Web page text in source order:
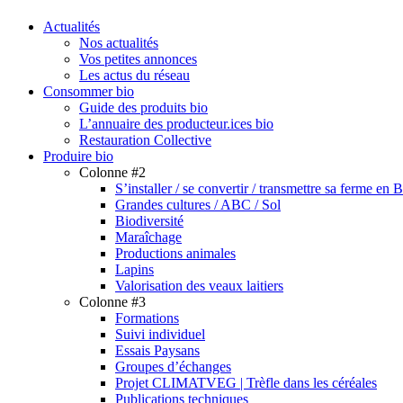
search
Menu
Actualités
Nos actualités
Vos petites annonces
Les actus du réseau
Consommer bio
Guide des produits bio
L’annuaire des producteur.ices bio
Restauration Collective
Produire bio
Colonne #2
S’installer / se convertir / transmettre sa ferme en
Grandes cultures / ABC / Sol
Biodiversité
Maraîchage
Productions animales
Lapins
Valorisation des veaux laitiers
Colonne #3
Formations
Suivi individuel
Essais Paysans
Groupes d’échanges
Projet CLIMATVEG | Trèfle dans les céréales
Publications techniques